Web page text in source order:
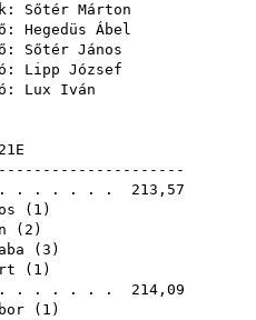
Sőtér Márton
Hegedüs Ábel
Sőtér János
Lipp József
Lux Iván
. . . . . 213,57
( 1 )
( 2 )
( 3 )
( 1 )
. . . . . 214,09
( 1 )